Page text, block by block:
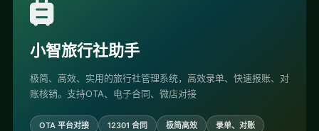
小智旅行社助手
极简、高效、实用的旅行社管理系统，高效录单、快速报账、对
账核销。支持OTA、电子合同、微店对接
OTA 平台对接 12301 合同 极简高效 录单、对账